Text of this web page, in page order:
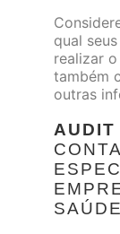
qual
realizar
também
outras
AUDIT